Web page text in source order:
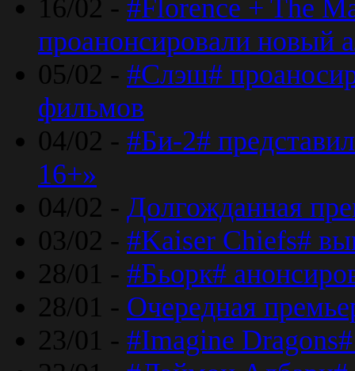
16/02 - #Florence + The
проанонсировали новый
05/02 - #Слэш#
фильмов
04/02 - #Би-2#
16+»
04/02 - Долгожданная
03/02 - #Kaiser Chiefs#
28/01 - #Бьорк#
28/01 - Очередная
23/01 - #Imagine